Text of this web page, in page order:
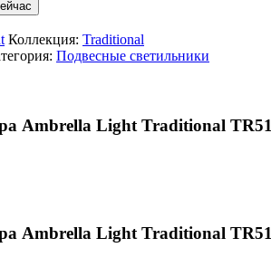
Коллекция: Traditional
Подвесные светильники
Ambrella Light Traditional
Ambrella Light Traditional